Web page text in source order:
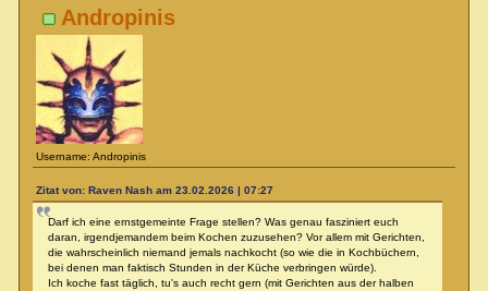
Andropinis
Username: Andropinis
Zitat von: Raven Nash am 23.02.2026 | 07:27
Darf ich eine ernstgemeinte Frage stellen? Was genau fasziniert euch
daran, irgendjemandem beim Kochen zuzusehen? Vor allem mit Gerichten,
die wahrscheinlich niemand jemals nachkocht (so wie die in Kochbüchern,
bei denen man faktisch Stunden in der Küche verbringen würde).
Ich koche fast täglich, tu's auch recht gern (mit Gerichten aus der halben